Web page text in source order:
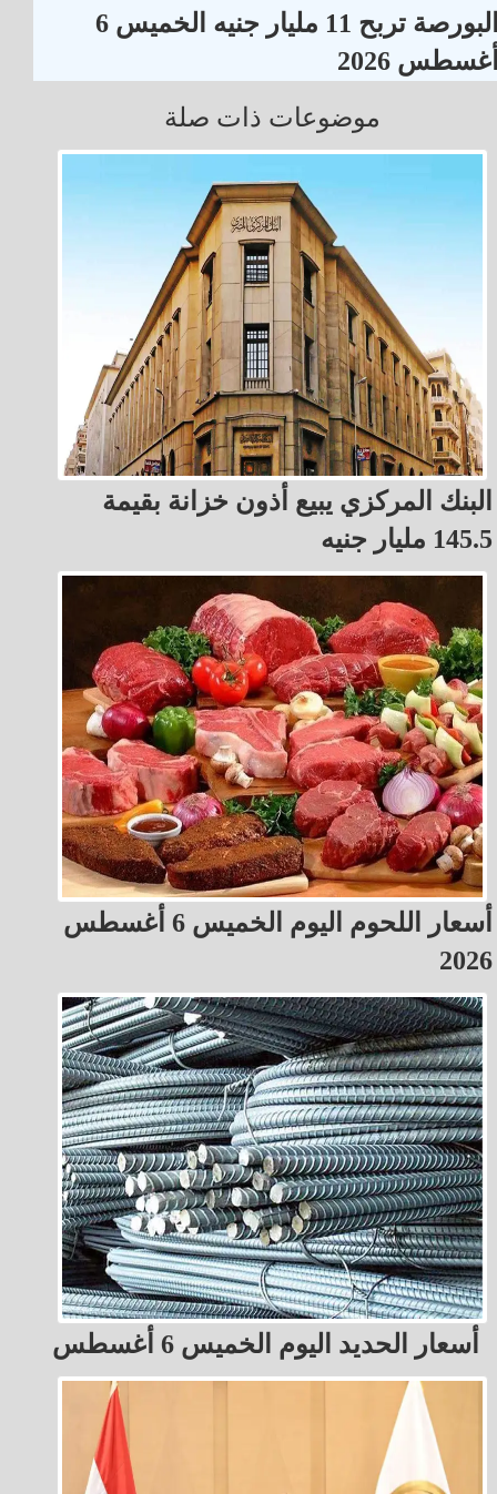
البورصة تربح 11 مليار جنيه الخميس 6
2026
موضوعات ذات صلة
البنك المركزي يبيع أذون خزانة بقيمة
145.5 مليار جنيه
أسعار اللحوم اليوم الخميس 6 أغسطس
2026
أسعار الحديد اليوم الخميس 6 أغسطس